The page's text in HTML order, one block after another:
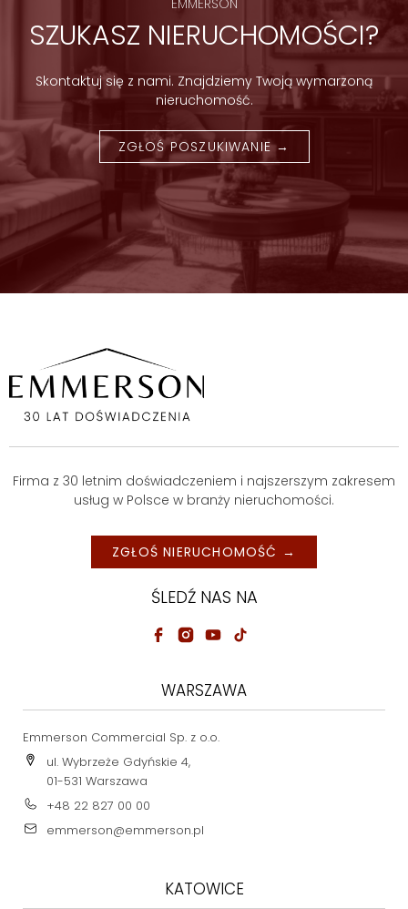
EMMERSON
SZUKASZ NIERUCHOMOŚCI?
Skontaktuj się z nami. Znajdziemy Twoją wymarzoną
nieruchomość.
ZGŁOŚ POSZUKIWANIE →
Firma z 30 letnim doświadczeniem i najszerszym zakresem
usług w Polsce w branży nieruchomości.
ZGŁOŚ NIERUCHOMOŚĆ →
ŚLEDŹ NAS NA
WARSZAWA
Emmerson Commercial Sp. z o.o.
ul. Wybrzeże Gdyńskie 4,
01-531 Warszawa
+48 22 827 00 00
emmerson@emmerson.pl
KATOWICE